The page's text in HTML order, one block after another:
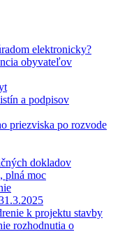
elektronicky?
obyvateľov
a podpisov
priezviska po rozvode
dokladov
plná moc
k projektu stavby
rozhodnutia o